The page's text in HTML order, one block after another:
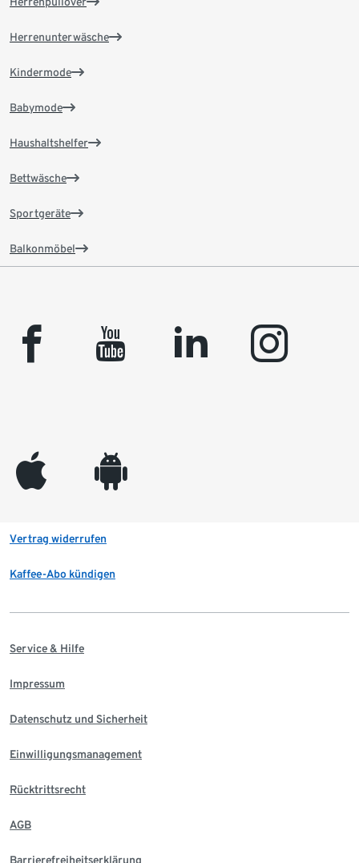
Herrenunterwäsche
Kindermode
Babymode
Haushaltshelfer
Bettwäsche
Sportgeräte
Balkonmöbel
facebook youtube linkedin instagram
appleinc android
Vertrag widerrufen
Kaffee-Abo kündigen
Service & Hilfe
Impressum
Datenschutz und Sicherheit
Einwilligungsmanagement
Rücktrittsrecht
AGB
Barrierefreiheitserklärung